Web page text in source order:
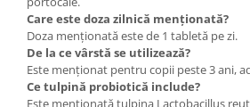
Care este doza zilnică menționată?
Doza menționată este de 1 tabletă pe zi.
De la ce vârstă se utilizează?
Este menționat pentru copii peste 3 ani,
Ce tulpină probiotică include?
Este menționată tulpina Lactobacillus